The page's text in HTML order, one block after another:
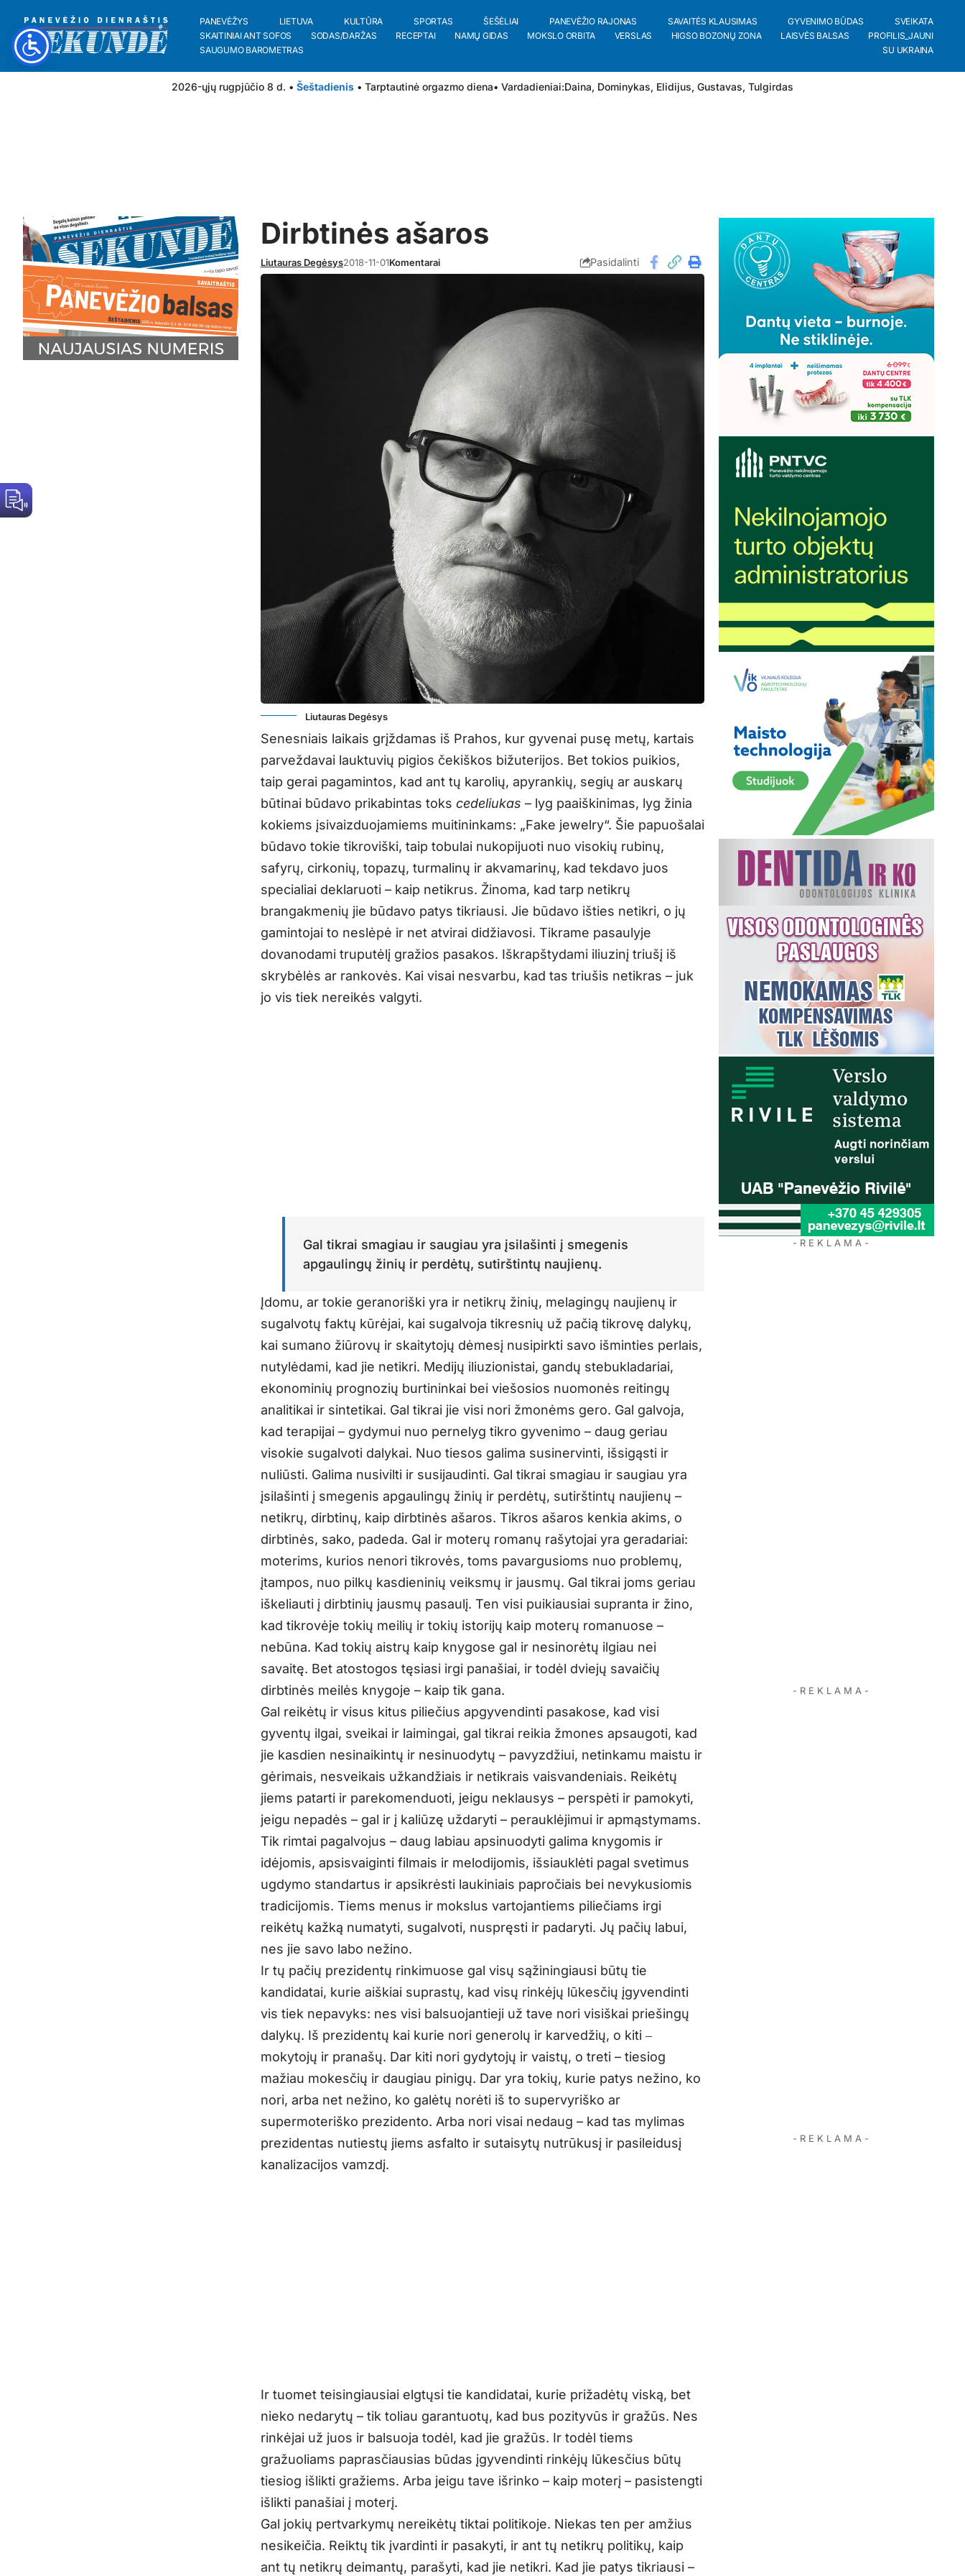
PANEVĖŽYS LIETUVA KULTŪRA SPORTAS ŠEŠĖLIAI PANEVĖŽIO RAJONAS SAVAITĖS KLAUSIMAS GYVENIMO BŪDAS
SVEIKATA
SKAITINIAI ANT SOFOS
SODAS/DARŽAS RECEPTAI NAMŲ GIDAS MOKSLO ORBITA VERSLAS HIGSO BOZONŲ ZONA LAISVĖS BALSAS
PROFILIS_JAUNI
SAUGUMO BAROMETRAS
SU UKRAINA
2026-ųjų rugpjūčio 8 d. • Šeštadienis • Tarptautinė orgazmo diena• Vardadieniai:Daina, Dominykas, Elidijus, Gustavas, Tulgirdas
Dirbtinės ašaros
Liutauras Degėsys2018-11-01Komentarai Pasidalinti
Liutauras Degėsys
Senesniais laikais grįždamas iš Prahos, kur gyvenai pusę metų, kartais
parveždavai lauktuvių pigios čekiškos bižuterijos. Bet tokios puikios,
taip gerai pagamintos, kad ant tų karolių, apyrankių, segių ar auskarų
būtinai būdavo prikabintas toks cedeliukas – lyg paaiškinimas, lyg žinia
kokiems įsivaizduojamiems muitininkams: „Fake jewelry“. Šie papuošalai
būdavo tokie tikroviški, taip tobulai nukopijuoti nuo visokių rubinų,
safyrų, cirkonių, topazų, turmalinų ir akvamarinų, kad tekdavo juos
specialiai deklaruoti – kaip netikrus. Žinoma, kad tarp netikrų
brangakmenių jie būdavo patys tikriausi. Jie būdavo išties netikri, o jų
gamintojai to neslėpė ir net atvirai didžiavosi. Tikrame pasaulyje
dovanodami truputėlį gražios pasakos. Iškrapštydami iliuzinį triušį iš
skrybėlės ar rankovės. Kai visai nesvarbu, kad tas triušis netikras – juk
jo vis tiek nereikės valgyti.
Gal tikrai smagiau ir saugiau yra įsilašinti į smegenis
apgaulingų žinių ir perdėtų, sutirštintų naujienų.
Įdomu, ar tokie geranoriški yra ir netikrų žinių, melagingų naujienų ir
sugalvotų faktų kūrėjai, kai sugalvoja tikresnių už pačią tikrovę dalykų,
kai sumano žiūrovų ir skaitytojų dėmesį nusipirkti savo išminties perlais,
nutylėdami, kad jie netikri. Medijų iliuzionistai, gandų stebukladariai,
ekonominių prognozių burtininkai bei viešosios nuomonės reitingų
analitikai ir sintetikai. Gal tikrai jie visi nori žmonėms gero. Gal galvoja,
kad terapijai – gydymui nuo pernelyg tikro gyvenimo – daug geriau
visokie sugalvoti dalykai. Nuo tiesos galima susinervinti, išsigąsti ir
nuliūsti. Galima nusivilti ir susijaudinti. Gal tikrai smagiau ir saugiau yra
įsilašinti į smegenis apgaulingų žinių ir perdėtų, sutirštintų naujienų –
netikrų, dirbtinų, kaip dirbtinės ašaros. Tikros ašaros kenkia akims, o
dirbtinės, sako, padeda. Gal ir moterų romanų rašytojai yra geradariai:
moterims, kurios nenori tikrovės, toms pavargusioms nuo problemų,
įtampos, nuo pilkų kasdieninių veiksmų ir jausmų. Gal tikrai joms geriau
iškeliauti į dirbtinių jausmų pasaulį. Ten visi puikiausiai supranta ir žino,
kad tikrovėje tokių meilių ir tokių istorijų kaip moterų romanuose –
nebūna. Kad tokių aistrų kaip knygose gal ir nesinorėtų ilgiau nei
savaitę. Bet atostogos tęsiasi irgi panašiai, ir todėl dviejų savaičių
dirbtinės meilės knygoje – kaip tik gana.
Gal reikėtų ir visus kitus piliečius apgyvendinti pasakose, kad visi
gyventų ilgai, sveikai ir laimingai, gal tikrai reikia žmones apsaugoti, kad
jie kasdien nesinaikintų ir nesinuodytų – pavyzdžiui, netinkamu maistu ir
gėrimais, nesveikais užkandžiais ir netikrais vaisvandeniais. Reikėtų
jiems patarti ir parekomenduoti, jeigu neklausys – perspėti ir pamokyti,
jeigu nepadės – gal ir į kaliūzę uždaryti – perauklėjimui ir apmąstymams.
Tik rimtai pagalvojus – daug labiau apsinuodyti galima knygomis ir
idėjomis, apsisvaiginti filmais ir melodijomis, išsiauklėti pagal svetimus
ugdymo standartus ir apsikrėsti laukiniais papročiais bei nevykusiomis
tradicijomis. Tiems menus ir mokslus vartojantiems piliečiams irgi
reikėtų kažką numatyti, sugalvoti, nuspręsti ir padaryti. Jų pačių labui,
nes jie savo labo nežino.
Ir tų pačių prezidentų rinkimuose gal visų sąžiningiausi būtų tie
kandidatai, kurie aiškiai suprastų, kad visų rinkėjų lūkesčių įgyvendinti
vis tiek nepavyks: nes visi balsuojantieji už tave nori visiškai priešingų
dalykų. Iš prezidentų kai kurie nori generolų ir karvedžių, o kiti ‒
mokytojų ir pranašų. Dar kiti nori gydytojų ir vaistų, o treti – tiesiog
mažiau mokesčių ir daugiau pinigų. Dar yra tokių, kurie patys nežino, ko
nori, arba net nežino, ko galėtų norėti iš to supervyriško ar
supermoteriško prezidento. Arba nori visai nedaug – kad tas mylimas
prezidentas nutiestų jiems asfalto ir sutaisytų nutrūkusį ir pasileidusį
kanalizacijos vamzdį.
Ir tuomet teisingiausiai elgtųsi tie kandidatai, kurie prižadėtų viską, bet
nieko nedarytų – tik toliau garantuotų, kad bus pozityvūs ir gražūs. Nes
rinkėjai už juos ir balsuoja todėl, kad jie gražūs. Ir todėl tiems
gražuoliams paprasčiausias būdas įgyvendinti rinkėjų lūkesčius būtų
tiesiog išlikti gražiems. Arba jeigu tave išrinko – kaip moterį – pasistengti
išlikti panašiai į moterį.
Gal jokių pertvarkymų nereikėtų tiktai politikoje. Niekas ten per amžius
nesikeičia. Reiktų tik įvardinti ir pasakyti, ir ant tų netikrų politikų, kaip
ant tų netikrų deimantų, parašyti, kad jie netikri. Kad jie patys tikriausi –
- R E K L A M A -
- R E K L A M A -
- R E K L A M A -